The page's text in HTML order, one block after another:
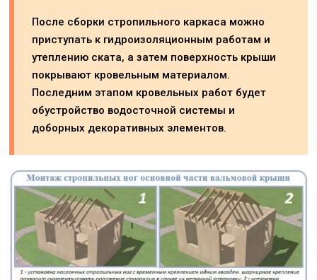
После сборки стропильного каркаса можно
приступать к гидроизоляционным работам и
утеплению ската, а затем поверхность крыши
покрывают кровельным материалом.
Последним этапом кровельных работ будет
обустройство водосточной системы и
доборных декоративных элементов.